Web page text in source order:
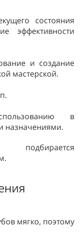
состояния
эффективности
и создание
мастерской.
в
назначениями.
подбирается
мягко, поэтому